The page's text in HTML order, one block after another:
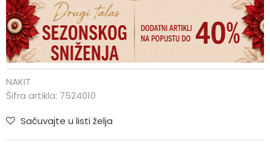
NAKIT
Šifra artikla: 7524010
Sačuvajte u listi želja